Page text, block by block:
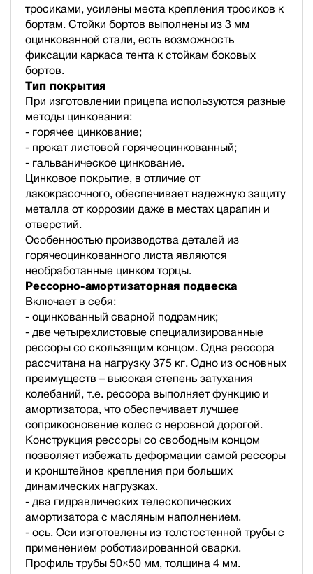
тросиками, усилены места крепления тросиков к
бортам. Стойки бортов выполнены из 3 мм
оцинкованной стали, есть возможность
фиксации каркаса тента к стойкам боковых
бортов.
Тип покрытия
При изготовлении прицепа используются разные
методы цинкования:
- горячее цинкование;
- прокат листовой горячеоцинкованный;
- гальваническое цинкование.
Цинковое покрытие, в отличие от
лакокрасочного, обеспечивает надежную защиту
металла от коррозии даже в местах царапин и
отверстий.
Особенностью производства деталей из
горячеоцинкованного листа являются
необработанные цинком торцы.
Рессорно-амортизаторная подвеска
Включает в себя:
- оцинкованный сварной подрамник;
- две четырехлистовые специализированные
рессоры со скользящим концом. Одна рессора
рассчитана на нагрузку 375 кг. Одно из основных
преимуществ – высокая степень затухания
колебаний, т.е. рессора выполняет функцию и
амортизатора, что обеспечивает лучшее
соприкосновение колес с неровной дорогой.
Конструкция рессоры со свободным концом
позволяет избежать деформации самой рессоры
и кронштейнов крепления при больших
динамических нагрузках.
- два гидравлических телескопических
амортизатора с масляным наполнением.
- ось. Оси изготовлены из толстостенной трубы с
применением роботизированной сварки.
Профиль трубы 50×50 мм, толщина 4 мм.